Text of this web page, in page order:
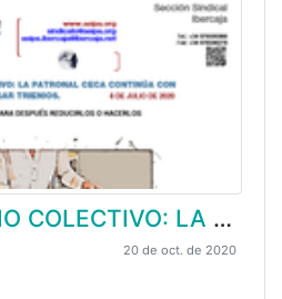
261 – CONVENIO COLECTIVO: LA PATRONAL CECA CONTINÚA CON SU INTENCIÓN DE NO PAGAR TRIENIOS.
20 de oct. de 2020